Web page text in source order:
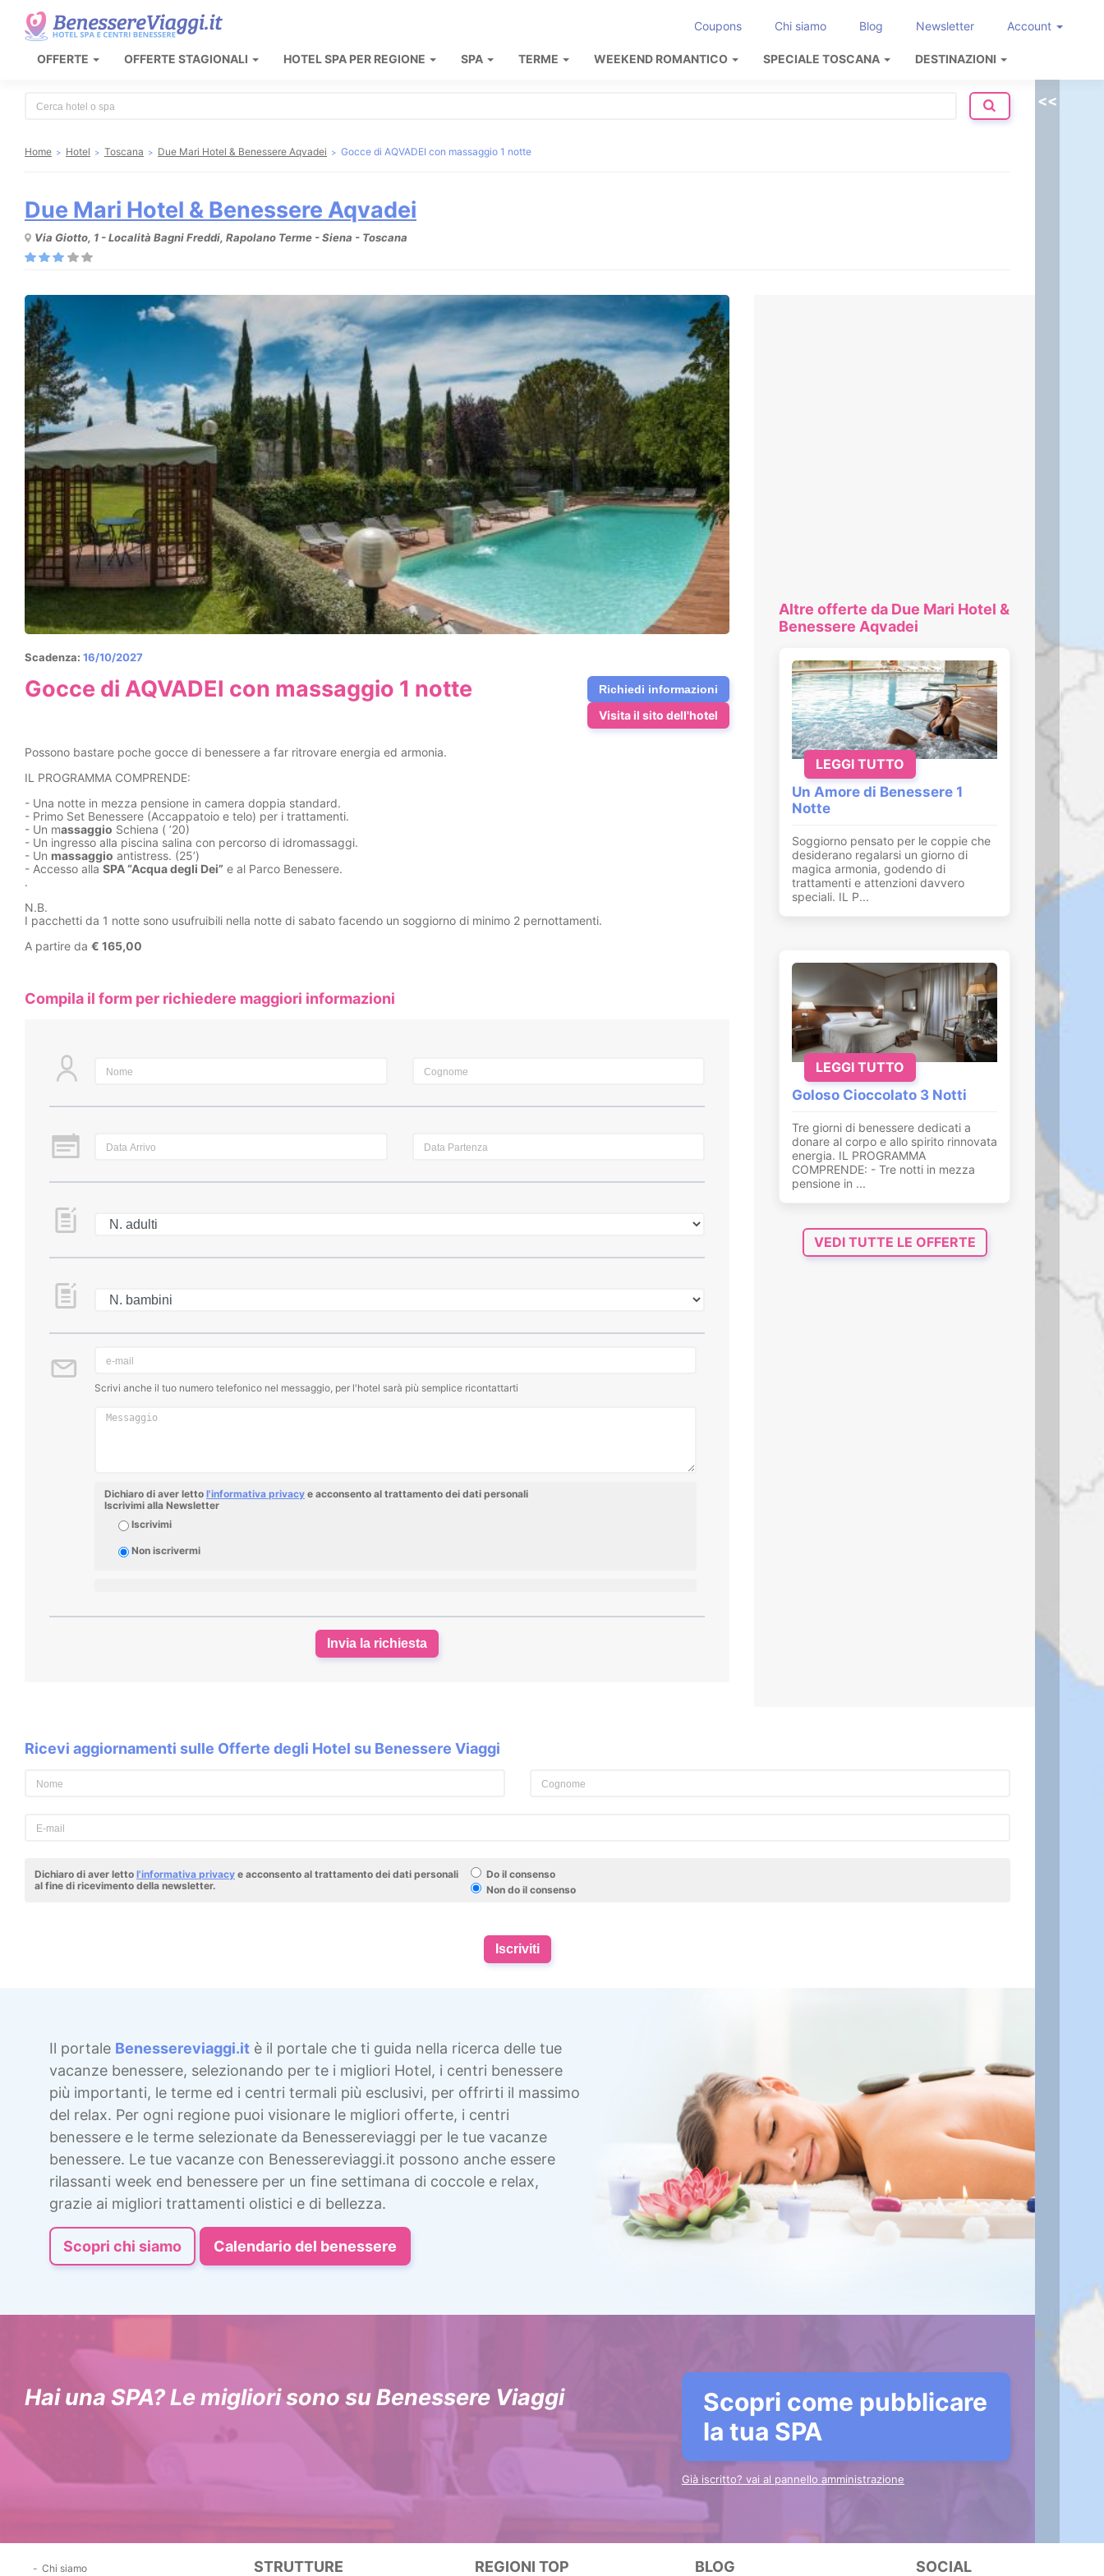
Coupons Chi siamo Blog Newsletter Account
OFFERTE OFFERTE STAGIONALI HOTEL SPA PER REGIONE SPA TERME WEEKEND ROMANTICO SPECIALE TOSCANA DESTINAZIONI
Home Hotel Toscana Due Mari Hotel & Benessere Aqvadei Gocce di AQVADEI con massaggio 1 notte
Due Mari Hotel & Benessere Aqvadei
Via Giotto, 1 - Località Bagni Freddi, Rapolano Terme - Siena - Toscana
Scadenza: 16/10/2027
Gocce di AQVADEI con massaggio 1 notte Richiedi informazioni
Visita il sito dell'hotel
Possono bastare poche gocce di benessere a far ritrovare energia ed armonia.
IL PROGRAMMA COMPRENDE:
- Una notte in mezza pensione in camera doppia standard.
- Primo Set Benessere (Accappatoio e telo) per i trattamenti.
- Un massaggio Schiena ( ’20)
- Un ingresso alla piscina salina con percorso di idromassaggi.
- Un massaggio antistress. (25’)
- Accesso alla SPA “Acqua degli Dei” e al Parco Benessere.
.
N.B.
I pacchetti da 1 notte sono usufruibili nella notte di sabato facendo un soggiorno di minimo 2 pernottamenti.
A partire da € 165,00
Compila il form per richiedere maggiori informazioni
Scrivi anche il tuo numero telefonico nel messaggio, per l'hotel sarà più semplice ricontattarti
Dichiaro di aver letto l'informativa privacy e acconsento al trattamento dei dati personali
Iscrivimi alla Newsletter
Iscrivimi
Non iscrivermi
Invia la richiesta
Altre offerte da Due Mari Hotel &
Benessere Aqvadei
Un Amore di Benessere 1
Notte
Soggiorno pensato per le coppie che
desiderano regalarsi un giorno di
magica armonia, godendo di
trattamenti e attenzioni davvero
speciali. IL P...
LEGGI TUTTO
Goloso Cioccolato 3 Notti
Tre giorni di benessere dedicati a
donare al corpo e allo spirito rinnovata
energia. IL PROGRAMMA
COMPRENDE: - Tre notti in mezza
pensione in ...
LEGGI TUTTO
VEDI TUTTE LE OFFERTE
Ricevi aggiornamenti sulle Offerte degli Hotel su Benessere Viaggi
Dichiaro di aver letto l'informativa privacy e acconsento al trattamento dei dati personali
al fine di ricevimento della newsletter.
Do il consenso
Non do il consenso
Iscriviti
Il portale Benessereviaggi.it è il portale che ti guida nella ricerca delle tue
vacanze benessere, selezionando per te i migliori Hotel, i centri benessere
più importanti, le terme ed i centri termali più esclusivi, per offrirti il massimo
del relax. Per ogni regione puoi visionare le migliori offerte, i centri
benessere e le terme selezionate da Benessereviaggi per le tue vacanze
benessere. Le tue vacanze con Benessereviaggi.it possono anche essere
rilassanti week end benessere per un fine settimana di coccole e relax,
grazie ai migliori trattamenti olistici e di bellezza.
Scopri chi siamo Calendario del benessere
Hai una SPA? Le migliori sono su Benessere Viaggi
Scopri come pubblicare
la tua SPA
Già iscritto? vai al pannello amministrazione
<<
Chi siamo STRUTTURE REGIONI TOP BLOG SOCIAL